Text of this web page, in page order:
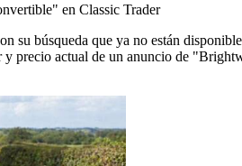
en Classic Trader
su búsqueda que ya no están
precio actual de un anuncio de